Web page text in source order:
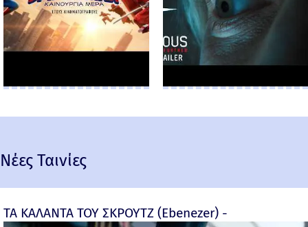
Νέες Ταινίες
ΤΑ ΚΑΛΑΝΤΑ ΤΟΥ ΣΚΡΟΥΤΖ (Ebenezer) -